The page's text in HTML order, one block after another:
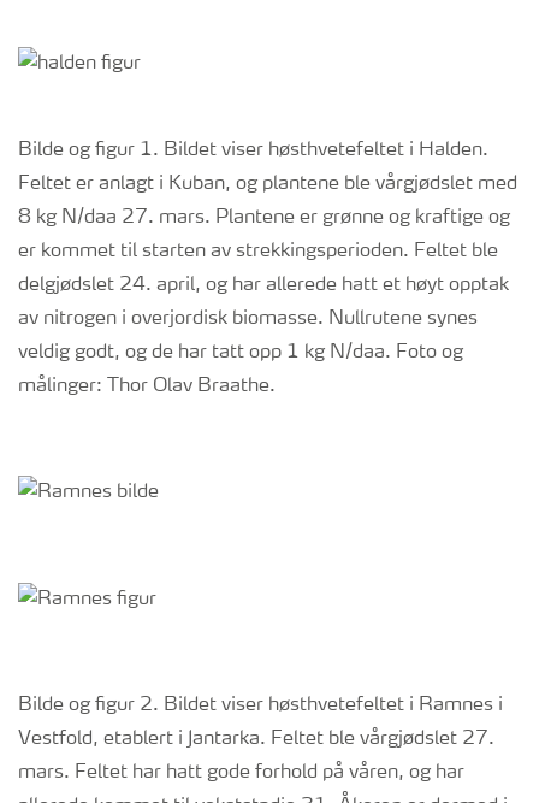
Bilde og figur 1. Bildet viser høsthvetefeltet i Halden.
Feltet er anlagt i Kuban, og plantene ble vårgjødslet med
8 kg N/daa 27. mars. Plantene er grønne og kraftige og
er kommet til starten av strekkingsperioden. Feltet ble
delgjødslet 24. april, og har allerede hatt et høyt opptak
av nitrogen i overjordisk biomasse. Nullrutene synes
veldig godt, og de har tatt opp 1 kg N/daa. Foto og
målinger: Thor Olav Braathe.
Bilde og figur 2. Bildet viser høsthvetefeltet i Ramnes i
Vestfold, etablert i Jantarka. Feltet ble vårgjødslet 27.
mars. Feltet har hatt gode forhold på våren, og har